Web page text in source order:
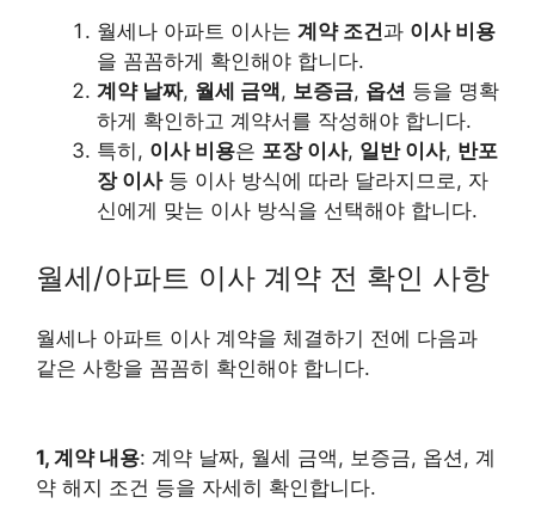
월세나 아파트 이사는 계약 조건과 이사 비용
을 꼼꼼하게 확인해야 합니다.
계약 날짜, 월세 금액, 보증금, 옵션 등을 명확
하게 확인하고 계약서를 작성해야 합니다.
특히, 이사 비용은 포장 이사, 일반 이사, 반포
장 이사등 이사 방식에 따라 달라지므로, 자
신에게 맞는 이사 방식을 선택해야 합니다.
월세/아파트 이사 계약 전 확인 사항
월세나 아파트 이사 계약을 체결하기 전에 다음과
같은 사항을 꼼꼼히 확인해야 합니다.
1, 계약 내용: 계약 날짜, 월세 금액, 보증금, 옵션, 계
약 해지 조건 등을 자세히 확인합니다.